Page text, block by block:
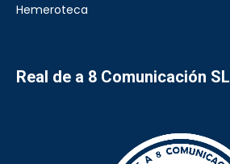
Hemeroteca
Real de a 8 Comunicación SL